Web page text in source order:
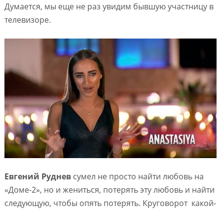
Думается, мы еще не раз увидим бывшую участницу в
телевизоре.
Евгений Руднев сумел не просто найти любовь на
«Доме-2», но и жениться, потерять эту любовь и найти
следующую, чтобы опять потерять. Круговорот какой-